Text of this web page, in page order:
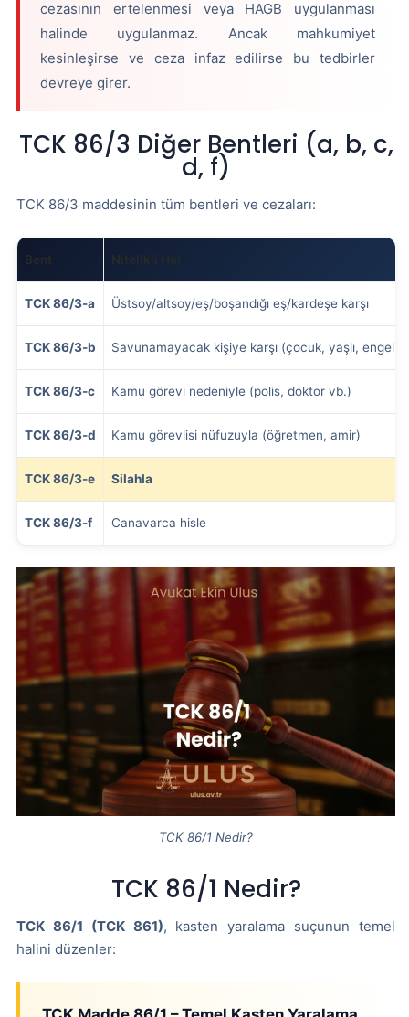
cezasının ertelenmesi veya HAGB uygulanması
halinde uygulanmaz. Ancak mahkumiyet
kesinleşirse ve ceza infaz edilirse bu tedbirler
devreye girer.
TCK 86/3 Diğer Bentleri (a, b, c,
d, f)
TCK 86/3 maddesinin tüm bentleri ve cezaları:
Bent
TCK 86/3-a Üstsoy/altsoy/eş/boşandığı eş/kardeşe karşı
TCK 86/3-b Savunamayacak kişiye karşı (çocuk, yaşlı, engelli)
TCK 86/3-c Kamu görevi nedeniyle (polis, doktor vb.)
TCK 86/3-d Kamu görevlisi nüfuzuyla (öğretmen, amir)
TCK 86/3-e Silahla
TCK 86/3-f Canavarca hisle
TCK 86/1 Nedir?
TCK 86/1 Nedir?
TCK 86/1 (TCK 861), kasten yaralama suçunun temel
halini düzenler: